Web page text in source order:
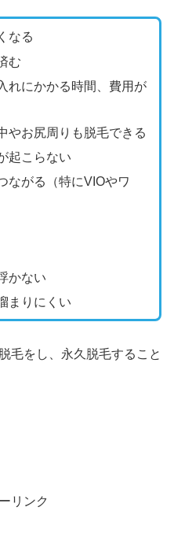
なる
む
れにかかる時間、費用が
やお尻周りも脱毛できる
起こらない
ながる（特にVIOやワ
かない
まりにくい
毛をし、永久脱毛すること
リンク